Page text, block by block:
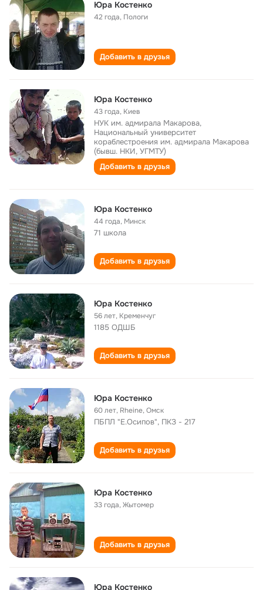
Юра Костенко
42 года, Пологи
Добавить в друзья
Юра Костенко
43 года, Киев
НУК им. адмирала Макарова,
Национальный университет
кораблестроения им. адмирала Макарова
(бывш. НКИ, УГМТУ)
Добавить в друзья
Юра Костенко
44 года, Минск
71 школа
Добавить в друзья
Юра Костенко
56 лет, Кременчуг
1185 ОДШБ
Добавить в друзья
Юра Костенко
60 лет, Rheine, Омск
ПБПЛ "Е.Осипов", ПКЗ - 217
Добавить в друзья
Юра Костенко
33 года,Жытомер
Добавить в друзья
Юра Костенко